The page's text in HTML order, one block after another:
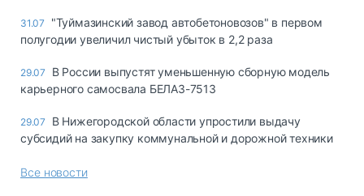
31.07
"Туймазинский завод автобетоновозов" в первом
полугодии увеличил чистый убыток в 2,2 раза
29.07
В России выпустят уменьшенную сборную модель
карьерного самосвала БЕЛАЗ-7513
29.07
В Нижегородской области упростили выдачу
субсидий на закупку коммунальной и дорожной техники
Все новости